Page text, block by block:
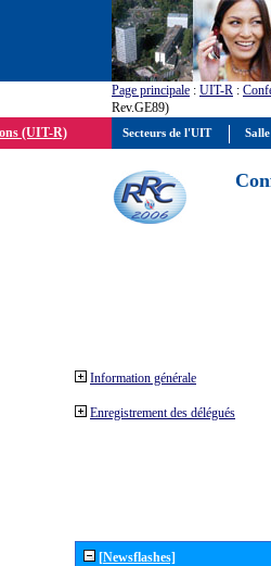
Page principale : UIT-R :
Rev.GE89)
(UIT-R)
Information générale
Enregistrement des délégués
[Newsflashes]
Secteurs de l'UIT